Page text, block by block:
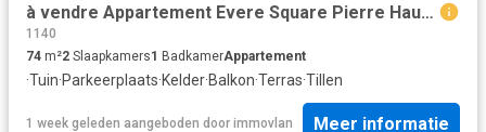
à vendre Appartement Evere Square Pierre Hauwaerts
1140
74 m²2 Slaapkamers1 BadkamerAppartement
·Tuin·Parkeerplaats·Kelder·Balkon·Terras·Tillen
1 week geleden aangeboden door immovlan Meer informatie